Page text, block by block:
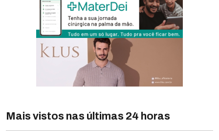
Mais vistos nas últimas 24 horas